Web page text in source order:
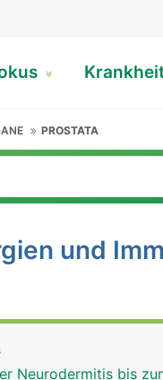
PROSTATA
und
Neurodermitis bis